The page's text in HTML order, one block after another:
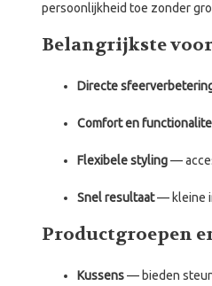
persoonlijkheid toe zonder
Belangrijkste
Directe
Comfort en
Flexibele styling—
Snel resultaat— kleine
Productgroepen
Kussens— bieden